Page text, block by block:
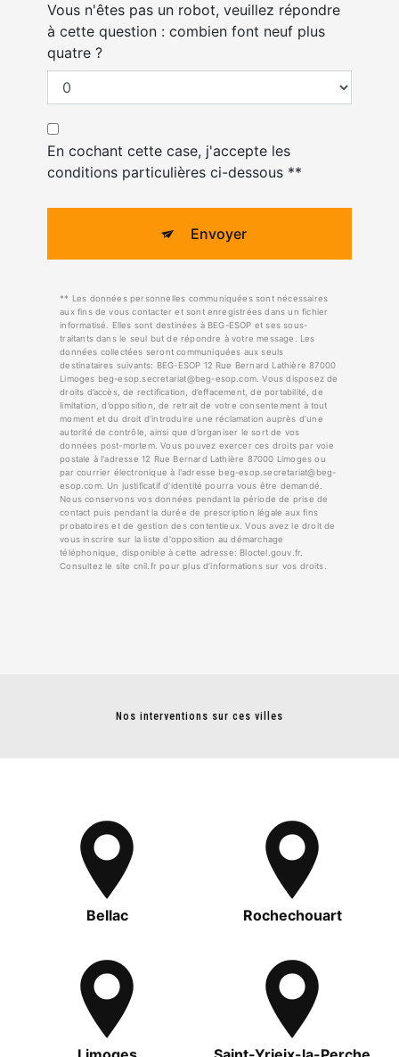
Vous n'êtes pas un robot, veuillez répondre
à cette question : combien font neuf plus
quatre ?
En cochant cette case, j'accepte les
conditions particulières ci-dessous **
Envoyer
** Les données personnelles communiquées sont nécessaires
aux fins de vous contacter et sont enregistrées dans un fichier
informatisé. Elles sont destinées à BEG-ESOP et ses sous-
traitants dans le seul but de répondre à votre message. Les
données collectées seront communiquées aux seuls
destinataires suivants: BEG-ESOP 12 Rue Bernard Lathière 87000
Limoges beg-esop.secretariat@beg-esop.com. Vous disposez de
droits d’accès, de rectification, d’effacement, de portabilité, de
limitation, d’opposition, de retrait de votre consentement à tout
moment et du droit d’introduire une réclamation auprès d’une
autorité de contrôle, ainsi que d’organiser le sort de vos
données post-mortem. Vous pouvez exercer ces droits par voie
postale à l'adresse 12 Rue Bernard Lathière 87000 Limoges ou
par courrier électronique à l'adresse beg-esop.secretariat@beg-
esop.com. Un justificatif d'identité pourra vous être demandé.
Nous conservons vos données pendant la période de prise de
contact puis pendant la durée de prescription légale aux fins
probatoires et de gestion des contentieux. Vous avez le droit de
vous inscrire sur la liste d'opposition au démarchage
téléphonique, disponible à cette adresse: Bloctel.gouv.fr
Consultez le site cnil.fr pour plus d’informations sur vos droits.
Nos interventions sur ces villes
Bellac Rochechouart